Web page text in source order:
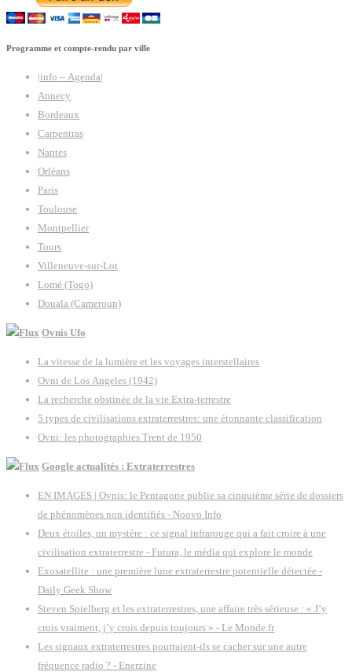
Programme et compte-rendu par ville
|info – Agenda|
Annecy
Bordeaux
Carpentras
Nantes
Orléans
Paris
Toulouse
Montpellier
Tours
Villeneuve-sur-Lot
Lomé (Togo)
Douala (Cameroun)
Ovnis Ufo
La vitesse de la lumière et les voyages interstellaires
Ovni de Los Angeles (1942)
La recherche obstinée de la vie Extra-terrestre
5 types de civilisations extraterrestres: une étonnante classification
Ovni: les photographies Trent de 1950
Google actualités : Extraterrestres
EN IMAGES | Ovnis: le Pentagone publie sa cinquième série de dossiers
de phénomènes non identifiés - Noovo Info
Deux étoiles, un mystère : ce signal infrarouge qui a fait croire à une
civilisation extraterrestre - Futura, le média qui explore le monde
Exosatellite : une première lune extraterrestre potentielle détectée -
Daily Geek Show
Steven Spielberg et les extraterrestres, une affaire très sérieuse : « J’y
crois vraiment, j’y crois depuis toujours » - Le Monde.fr
Les signaux extraterrestres pourraient-ils se cacher sur une autre
fréquence radio ? - Enerzine